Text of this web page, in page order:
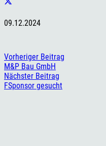
09.12.2024
Vorheriger Beitrag
M&P Bau GmbH
Nächster Beitrag
FSponsor gesucht